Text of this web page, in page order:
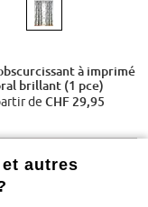
à imprimé
brillant (1 pce)
de CHF 29,95
autres